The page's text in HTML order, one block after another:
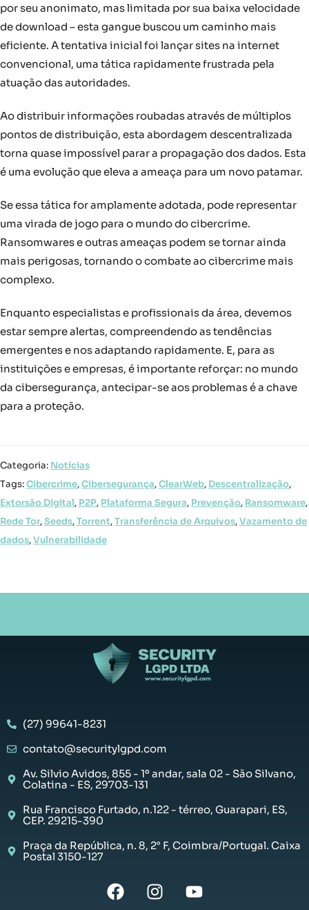
por seu anonimato, mas limitada por sua baixa velocidade
de download – esta gangue buscou um caminho mais
eficiente. A tentativa inicial foi lançar sites na internet
convencional, uma tática rapidamente frustrada pela
atuação das autoridades.
Ao distribuir informações roubadas através de múltiplos
pontos de distribuição, esta abordagem descentralizada
torna quase impossível parar a propagação dos dados. Esta
é uma evolução que eleva a ameaça para um novo patamar.
Se essa tática for amplamente adotada, pode representar
uma virada de jogo para o mundo do cibercrime.
Ransomwares e outras ameaças podem se tornar ainda
mais perigosas, tornando o combate ao cibercrime mais
complexo.
Enquanto especialistas e profissionais da área, devemos
estar sempre alertas, compreendendo as tendências
emergentes e nos adaptando rapidamente. E, para as
instituições e empresas, é importante reforçar: no mundo
da cibersegurança, antecipar-se aos problemas é a chave
para a proteção.
Categoria: Notícias
Tags:Cibercrime,Cibersegurança,ClearWeb, Descentralização,
Extorsão Digital, P2P, Plataforma Segura, Prevenção, Ransomware,
Rede Tor,Seeds,Torrent,Transferência de Arquivos,Vazamento de
dados,Vulnerabilidade
(27) 99641-8231
contato@securitylgpd.com
Av. Silvio Avidos, 855 - 1º andar, sala 02 - São Silvano,
Colatina - ES, 29703-131
Rua Francisco Furtado, n.122 - térreo, Guarapari, ES,
CEP. 29215-390
Praça da República, n. 8, 2° F, Coimbra/Portugal. Caixa
Postal 3150-127